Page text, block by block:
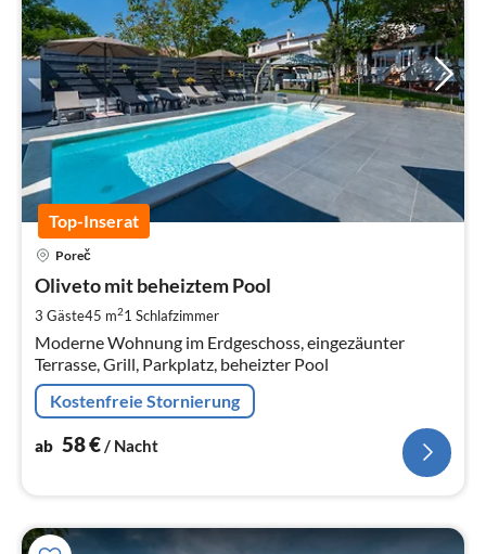
Top-Inserat
Poreč
Oliveto mit beheiztem Pool
3 Gäste45 m21 Schlafzimmer
Moderne Wohnung im Erdgeschoss, eingezäunter
Terrasse, Grill, Parkplatz, beheizter Pool
Kostenfreie Stornierung
ab 58€/ Nacht